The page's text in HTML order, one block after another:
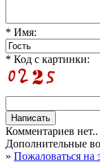
* Имя:
* Код с картинки:
Комментариев нет..
Дополнительные
» Пожаловаться на